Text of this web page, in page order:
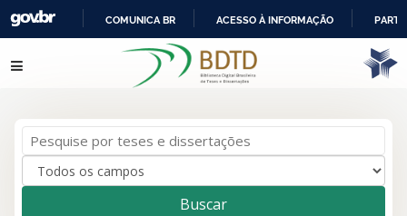
IR
PARA
COMUNICA BR ACESSO À INFORMAÇÃO
Pular para o conteúdo
Buscar